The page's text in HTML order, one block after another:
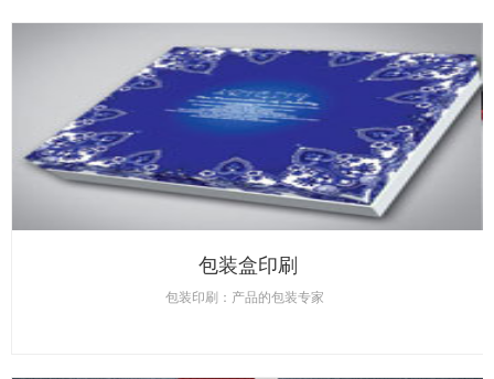
包装盒印刷
包装印刷：产品的包装专家